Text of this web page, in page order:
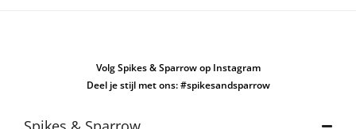
Volg Spikes & Sparrow op Instagram
Deel je stijl met ons: #spikesandsparrow